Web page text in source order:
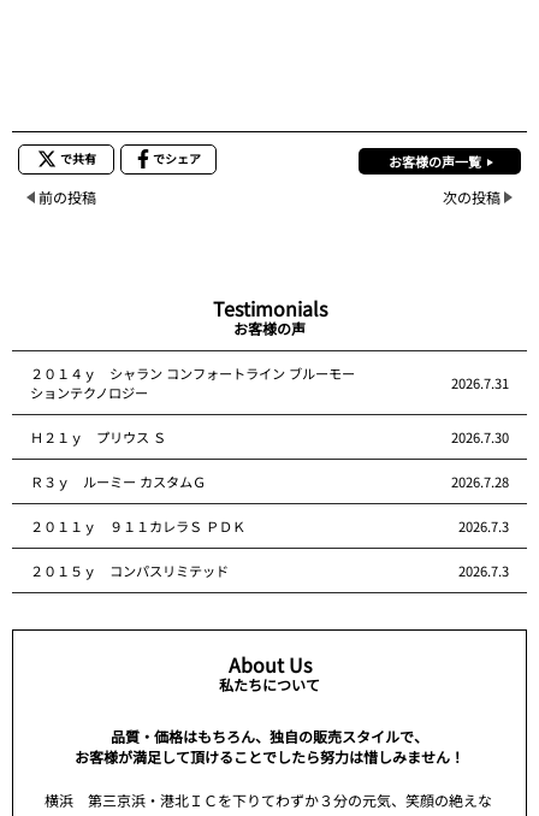
で共有 でシェア お客様の声一覧
前の投稿 次の投稿
Testimonials
お客様の声
２０１４ｙ シャラン コンフォートライン ブルーモー
ションテクノロジー
2026.7.31
Ｈ２１ｙ プリウス Ｓ 2026.7.30
Ｒ３ｙ ルーミー カスタムＧ 2026.7.28
２０１１ｙ ９１１カレラＳ ＰＤＫ 2026.7.3
２０１５ｙ コンパスリミテッド 2026.7.3
About Us
私たちについて
品質・価格はもちろん、独自の販売スタイルで、
お客様が満足して頂けることでしたら努力は惜しみません！
横浜 第三京浜・港北ＩＣを下りてわずか３分の元気、笑顔の絶えな